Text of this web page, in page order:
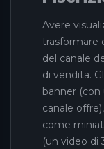
Avere
trasformare
del canale
di vendita.
banner (con
canale
come
(un video di